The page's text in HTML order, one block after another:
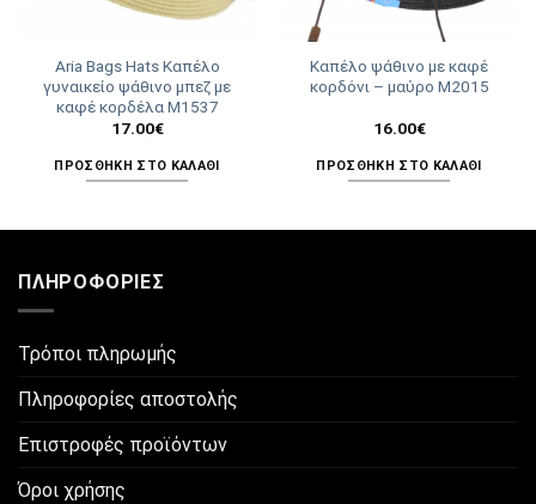
Aria Bags Hats Καπέλο
γυναικείο ψάθινο μπεζ με
καφέ κορδέλα Μ1537
17.00€
ΠΡΟΣΘΉΚΗ ΣΤΟ ΚΑΛΆΘΙ
Καπέλο ψάθινο με καφέ
κορδόνι – μαύρο Μ2015
16.00€
ΠΡΟΣΘΉΚΗ ΣΤΟ ΚΑΛΆΘΙ
ΠΛΗΡΟΦΟΡΊΕΣ
Τρόποι πληρωμής
Πληροφορίες αποστολής
Επιστροφές προϊόντων
Όροι χρήσης